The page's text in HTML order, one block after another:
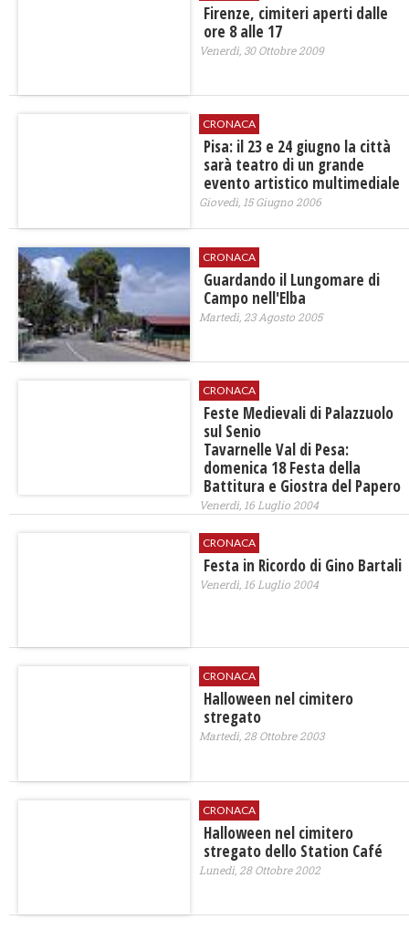
Firenze, cimiteri aperti dalle
ore 8 alle 17
Venerdì, 30 Ottobre 2009
CRONACA
Pisa: il 23 e 24 giugno la città
sarà teatro di un grande
evento artistico multimediale
Giovedì, 15 Giugno 2006
CRONACA
Guardando il Lungomare di
Campo nell'Elba
Martedì, 23 Agosto 2005
CRONACA
Feste Medievali di Palazzuolo
sul Senio
Tavarnelle Val di Pesa:
domenica 18 Festa della
Battitura e Giostra del Papero
Venerdì, 16 Luglio 2004
CRONACA
Festa in Ricordo di Gino Bartali
Venerdì, 16 Luglio 2004
CRONACA
Halloween nel cimitero
stregato
Martedì, 28 Ottobre 2003
CRONACA
Halloween nel cimitero
stregato dello Station Café
Lunedì, 28 Ottobre 2002